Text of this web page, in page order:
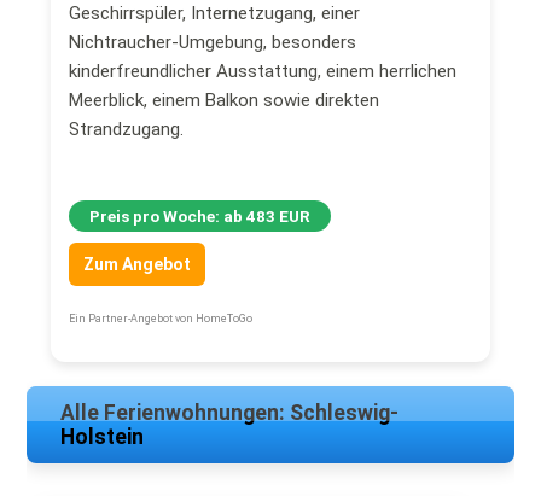
Geschirrspüler, Internetzugang, einer
Nichtraucher-Umgebung, besonders
kinderfreundlicher Ausstattung, einem herrlichen
Meerblick, einem Balkon sowie direkten
Strandzugang.
Preis pro Woche: ab 483 EUR
Zum Angebot
Ein Partner-Angebot von HomeToGo
Alle Ferienwohnungen: Schleswig-
Holstein